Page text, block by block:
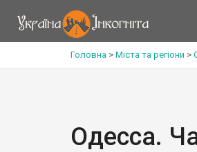
Головна > Міста та регіони >
Одесса.